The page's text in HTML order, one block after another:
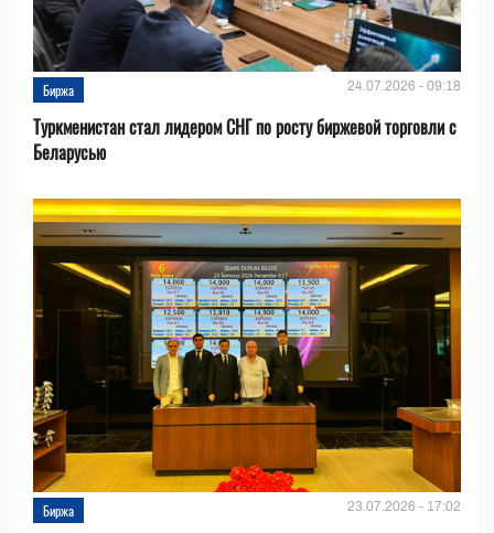
Биржа 24.07.2026 - 09:18
Туркменистан стал лидером СНГ по росту биржевой торговли с
Беларусью
Биржа 23.07.2026 - 17:02